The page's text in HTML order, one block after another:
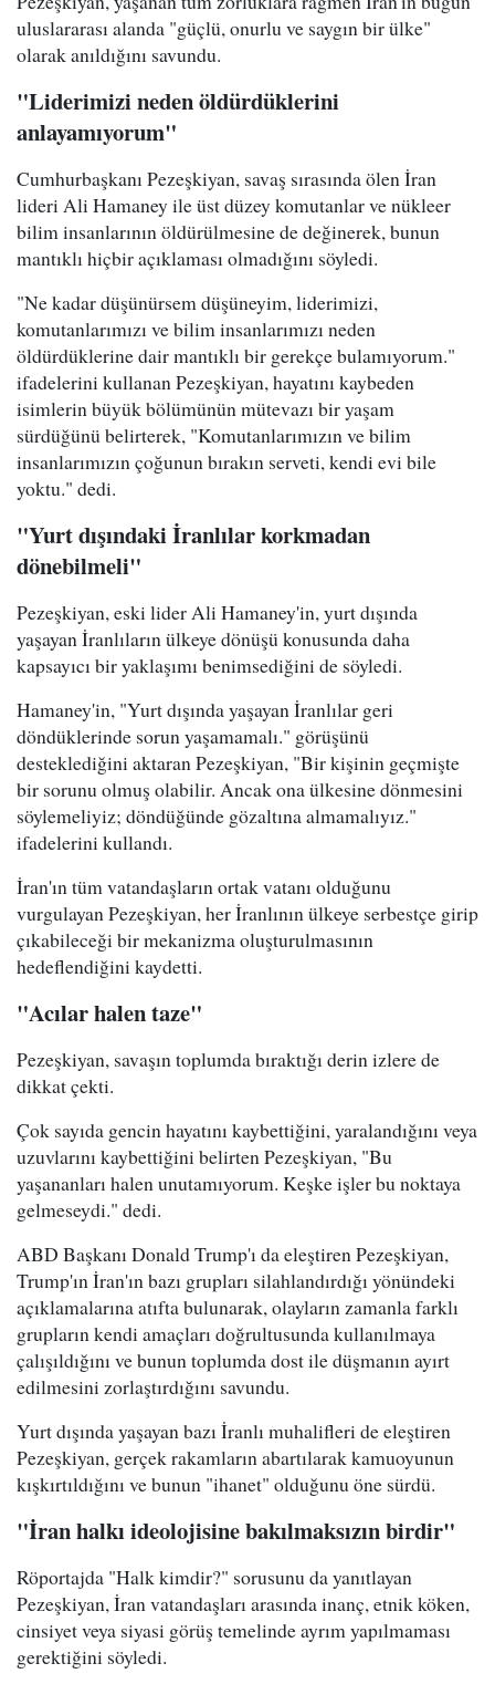
uluslararası alanda "güçlü, onurlu ve saygın bir ülke"
olarak anıldığını savundu.
"Liderimizi neden öldürdüklerini
anlayamıyorum"
Cumhurbaşkanı Pezeşkiyan, savaş sırasında ölen İran
lideri Ali Hamaney ile üst düzey komutanlar ve nükleer
bilim insanlarının öldürülmesine de değinerek, bunun
mantıklı hiçbir açıklaması olmadığını söyledi.
"Ne kadar düşünürsem düşüneyim, liderimizi,
komutanlarımızı ve bilim insanlarımızı neden
öldürdüklerine dair mantıklı bir gerekçe bulamıyorum."
ifadelerini kullanan Pezeşkiyan, hayatını kaybeden
isimlerin büyük bölümünün mütevazı bir yaşam
sürdüğünü belirterek, "Komutanlarımızın ve bilim
insanlarımızın çoğunun bırakın serveti, kendi evi bile
yoktu." dedi.
"Yurt dışındaki İranlılar korkmadan
dönebilmeli"
Pezeşkiyan, eski lider Ali Hamaney'in, yurt dışında
yaşayan İranlıların ülkeye dönüşü konusunda daha
kapsayıcı bir yaklaşımı benimsediğini de söyledi.
Hamaney'in, "Yurt dışında yaşayan İranlılar geri
döndüklerinde sorun yaşamamalı." görüşünü
desteklediğini aktaran Pezeşkiyan, "Bir kişinin geçmişte
bir sorunu olmuş olabilir. Ancak ona ülkesine dönmesini
söylemeliyiz; döndüğünde gözaltına almamalıyız."
ifadelerini kullandı.
İran'ın tüm vatandaşların ortak vatanı olduğunu
vurgulayan Pezeşkiyan, her İranlının ülkeye serbestçe girip
çıkabileceği bir mekanizma oluşturulmasının
hedeflendiğini kaydetti.
"Acılar halen taze"
Pezeşkiyan, savaşın toplumda bıraktığı derin izlere de
dikkat çekti.
Çok sayıda gencin hayatını kaybettiğini, yaralandığını veya
uzuvlarını kaybettiğini belirten Pezeşkiyan, "Bu
yaşananları halen unutamıyorum. Keşke işler bu noktaya
gelmeseydi." dedi.
ABD Başkanı Donald Trump'ı da eleştiren Pezeşkiyan,
Trump'ın İran'ın bazı grupları silahlandırdığı yönündeki
açıklamalarına atıfta bulunarak, olayların zamanla farklı
grupların kendi amaçları doğrultusunda kullanılmaya
çalışıldığını ve bunun toplumda dost ile düşmanın ayırt
edilmesini zorlaştırdığını savundu.
Yurt dışında yaşayan bazı İranlı muhalifleri de eleştiren
Pezeşkiyan, gerçek rakamların abartılarak kamuoyunun
kışkırtıldığını ve bunun "ihanet" olduğunu öne sürdü.
"İran halkı ideolojisine bakılmaksızın birdir"
Röportajda "Halk kimdir?" sorusunu da yanıtlayan
Pezeşkiyan, İran vatandaşları arasında inanç, etnik köken,
cinsiyet veya siyasi görüş temelinde ayrım yapılmaması
gerektiğini söyledi.